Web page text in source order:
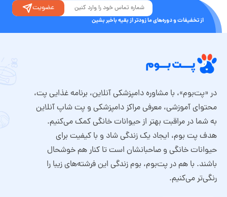
از تخفیفات و دوره‌های ما زودتر از بقیه باخبر بشین
عضویت
در «پت‌بوم»، با مشاوره دامپزشکی آنلاین، برنامه غذایی پت،
محتوای آموزشی، معرفی مراکز دامپزشکی و پت شاپ آنلاین
به شما در مراقبت بهتر از حیوانات خانگی کمک می‌کنیم.
هدف پت بوم، ایجاد یک زندگی شاد و با کیفیت برای
حیوانات خانگی و صاحبانشان است تا کنار هم خوشحال
باشند. با هم در پت‌بوم، بوم زندگی این فرشته‌های زیبا را
رنگی‌تر می‌کنیم.